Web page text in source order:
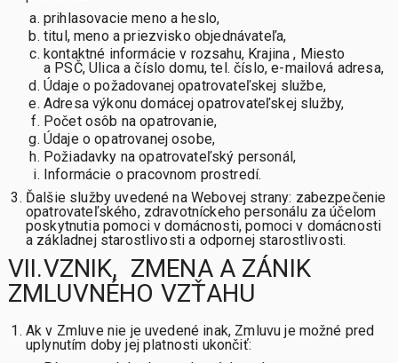
prihlasovacie meno a heslo,
titul, meno a priezvisko objednávateľa,
kontaktné informácie v rozsahu, Krajina , Miesto
a PSČ, Ulica a číslo domu, tel. číslo, e-mailová adresa,
Údaje o požadovanej opatrovateľskej službe,
Adresa výkonu domácej opatrovateľskej služby,
Počet osôb na opatrovanie,
Údaje o opatrovanej osobe,
Požiadavky na opatrovateľský personál,
Informácie o pracovnom prostredí.
Ďalšie služby uvedené na Webovej strany: zabezpečenie
opatrovateľského, zdravotníckeho personálu za účelom
poskytnutia pomoci v domácnosti, pomoci v domácnosti
a základnej starostlivosti a odpornej starostlivosti.
VII.VZNIK, ZMENA A ZÁNIK
ZMLUVNÉHO VZŤAHU
Ak v Zmluve nie je uvedené inak, Zmluvu je možné pred
uplynutím doby jej platnosti ukončiť: